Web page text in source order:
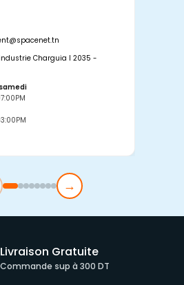
Charguia I 2035 -
→
Livraison Gratuite
Commande sup à 300 DT